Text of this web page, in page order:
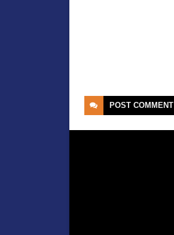
POST COMMENT